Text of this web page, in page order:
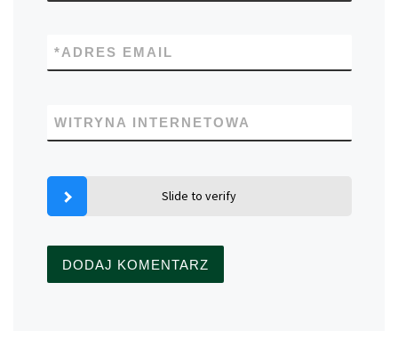
ADRES EMAIL
*
WITRYNA INTERNETOWA
Slide to verify